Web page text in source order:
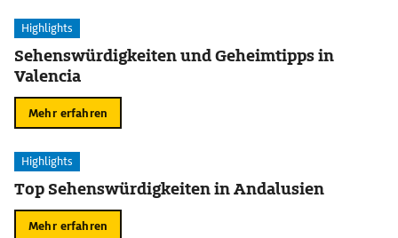
Highlights
Sehenswürdigkeiten und Geheimtipps in
Valencia
Mehr erfahren
Highlights
Top Sehenswürdigkeiten in Andalusien
Mehr erfahren